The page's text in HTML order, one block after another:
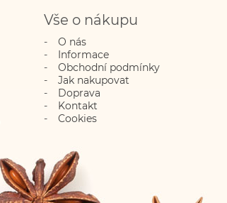
Vše o nákupu
O nás
Informace
Obchodní podmínky
Jak nakupovat
Doprava
Kontakt
Cookies